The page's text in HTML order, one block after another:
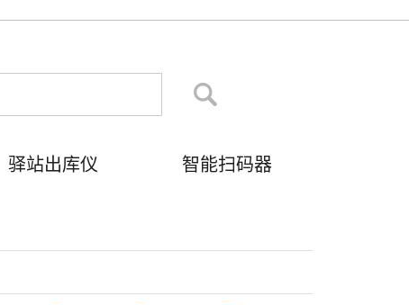
驿站出库仪 智能扫码器